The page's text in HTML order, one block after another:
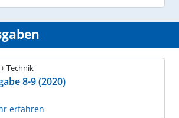
Technik
8-9 (2020)
erfahren